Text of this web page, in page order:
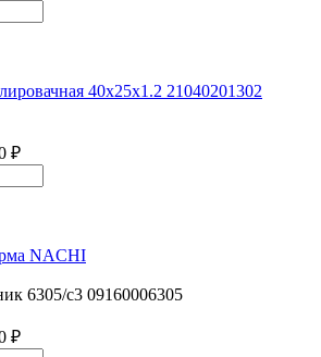
40x25x1.2 21040201302
₽
NACHI
6305/c3 09160006305
₽